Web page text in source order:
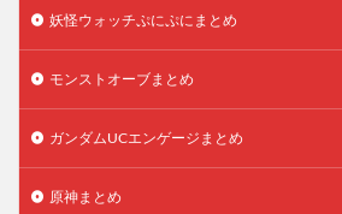
妖怪ウォッチぷにぷにまとめ
モンストオーブまとめ
ガンダムUCエンゲージまとめ
原神まとめ